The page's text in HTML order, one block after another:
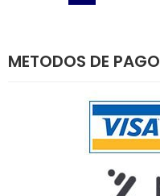
METODOS DE PAGO